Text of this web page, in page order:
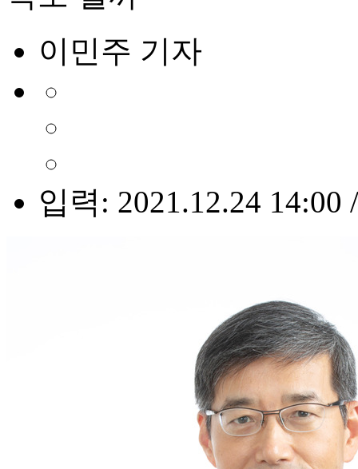
이민주 기자
입력: 2021.12.24 14:00